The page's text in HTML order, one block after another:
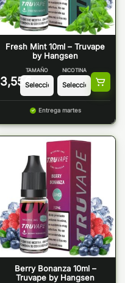
Fresh Mint 10ml – Truvape
by Hangsen
3,55 €
TAMAÑO NICOTINA
Entrega martes
Berry Bonanza 10ml –
Truvape by Hangsen